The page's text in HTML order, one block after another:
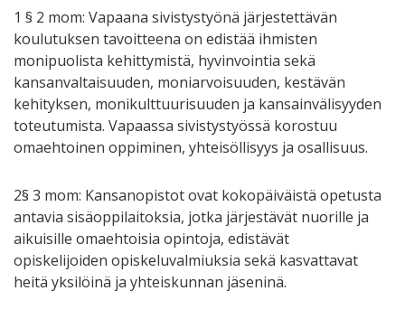
1 § 2 mom: Vapaana sivistystyönä järjestettävän
koulutuksen tavoitteena on edistää ihmisten
monipuolista kehittymistä, hyvinvointia sekä
kansanvaltaisuuden, moniarvoisuuden, kestävän
kehityksen, monikulttuurisuuden ja kansainvälisyyden
toteutumista. Vapaassa sivistystyössä korostuu
omaehtoinen oppiminen, yhteisöllisyys ja osallisuus.
2§ 3 mom: Kansanopistot ovat kokopäiväistä opetusta
antavia sisäoppilaitoksia, jotka järjestävät nuorille ja
aikuisille omaehtoisia opintoja, edistävät
opiskelijoiden opiskeluvalmiuksia sekä kasvattavat
heitä yksilöinä ja yhteiskunnan jäseninä.